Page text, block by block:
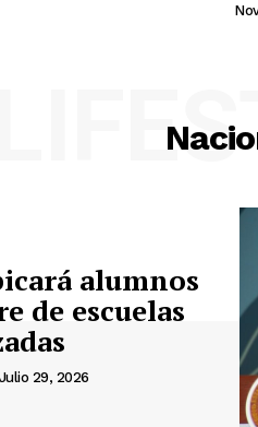
alumnos
de escuelas
Julio 29, 2026